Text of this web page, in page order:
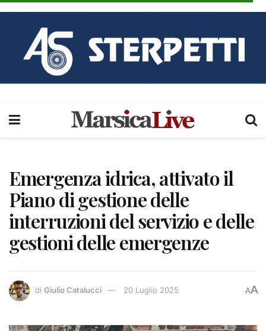
Emergenza idrica, attivato il
Piano di gestione delle
interruzioni del servizio e delle
gestioni delle emergenze
di Giulio Catalucci 20 Luglio 2025 AA